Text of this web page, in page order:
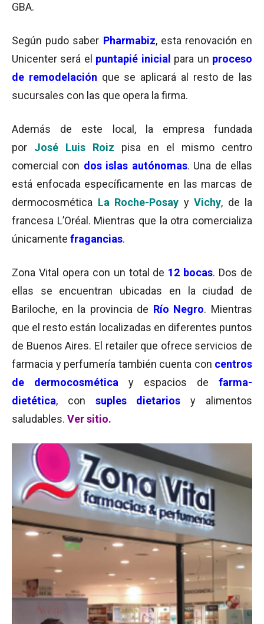
GBA.
Según pudo saber Pharmabiz, esta renovación en
Unicenter será el puntapié inicial para un proceso
de remodelación que se aplicará al resto de las
sucursales con las que opera la firma.
Además de este local, la empresa fundada
por José Luis Roiz pisa en el mismo centro
comercial con dos islas autónomas. Una de ellas
está enfocada específicamente en las marcas de
dermocosmética La Roche-Posay y Vichy, de la
francesa L’Oréal. Mientras que la otra comercializa
únicamente fragancias.
Zona Vital opera con un total de 12 bocas. Dos de
ellas se encuentran ubicadas en la ciudad de
Bariloche, en la provincia de Río Negro. Mientras
que el resto están localizadas en diferentes puntos
de Buenos Aires. El retailer que ofrece servicios de
farmacia y perfumería también cuenta con centros
de dermocosmética y espacios de farma-
dietética, con suples dietarios
y alimentos
saludables. Ver sitio.